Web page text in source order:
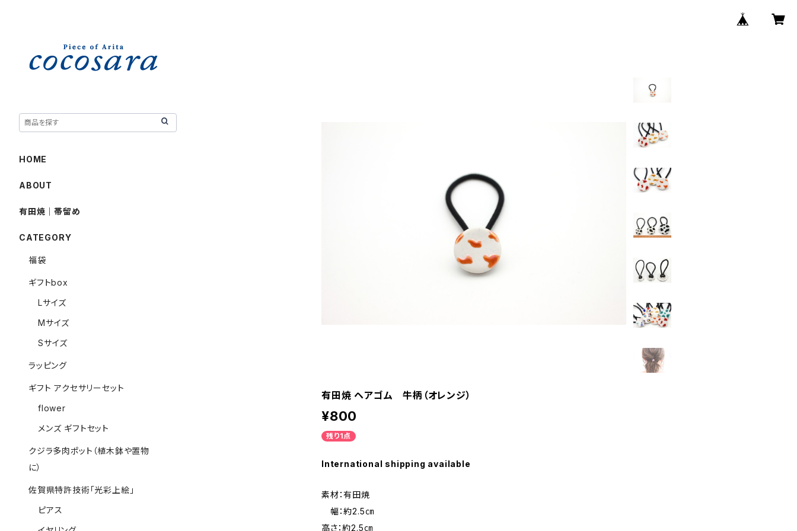
有田焼 ヘアゴム 牛柄（オレンジ）
¥800
残り1点
International shipping available
素材：有田焼
幅：約2.5㎝
高さ：約2.5㎝
HOME
ABOUT
有田焼｜帯留め
CATEGORY
福袋
ギフトbox
Lサイズ
Mサイズ
Sサイズ
ラッピング
ギフト アクセサリーセット
flower
メンズ ギフトセット
クジラ多肉ポット（植木鉢や置物
に）
佐賀県特許技術「光彩上絵」
ピアス